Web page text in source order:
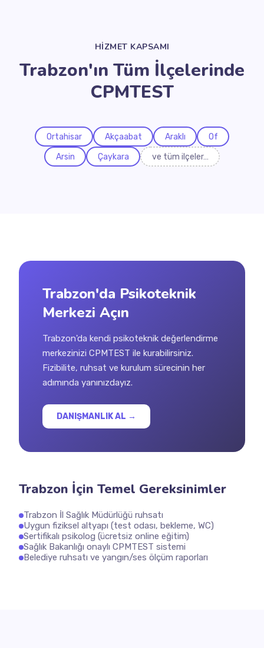
HİZMET KAPSAMI
Trabzon'ın Tüm İlçelerinde
CPMTEST
Ortahisar Akçaabat Araklı
Of
Arsin
Çaykara ve tüm ilçeler…
Trabzon'da Psikoteknik
Merkezi Açın
Trabzon'da kendi psikoteknik değerlendirme
merkezinizi CPMTEST ile kurabilirsiniz.
Fizibilite, ruhsat ve kurulum sürecinin her
adımında yanınızdayız.
DANIŞMANLIK AL →
Trabzon İçin Temel Gereksinimler
Trabzon İl Sağlık Müdürlüğü ruhsatı
Uygun fiziksel altyapı (test odası, bekleme, WC)
Sertifikalı psikolog (ücretsiz online eğitim)
Sağlık Bakanlığı onaylı CPMTEST sistemi
Belediye ruhsatı ve yangın/ses ölçüm raporları